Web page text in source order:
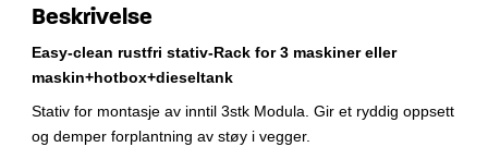
Beskrivelse
Easy-clean rustfri stativ-Rack for 3 maskiner eller
maskin+hotbox+dieseltank
Stativ for montasje av inntil 3stk Modula. Gir et ryddig oppsett
og demper forplantning av støy i vegger.